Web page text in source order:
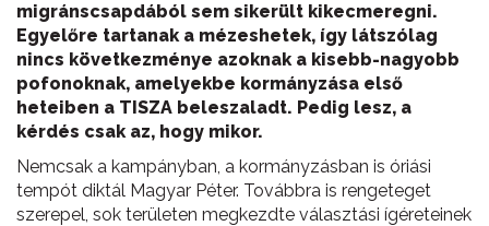
migránscsapdából sem sikerült kikecmeregni.
Egyelőre tartanak a mézeshetek, így látszólag
nincs következménye azoknak a kisebb-nagyobb
pofonoknak, amelyekbe kormányzása első
heteiben a TISZA beleszaladt. Pedig lesz, a
kérdés csak az, hogy mikor.
Nemcsak a kampányban, a kormányzásban is óriási
tempót diktál Magyar Péter. Továbbra is rengeteget
szerepel, sok területen megkezdte választási ígéreteinek